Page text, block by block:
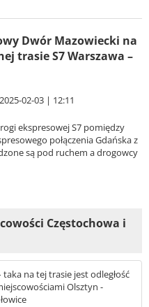
Dwór Mazowiecki na
trasie S7 Warszawa –
2025-02-03 | 12:11
ekspresowej S7 pomiędzy
połączenia Gdańska z
są pod ruchem a drogowcy
Częstochowa i
taka na tej trasie jest odległość
Olsztyn -